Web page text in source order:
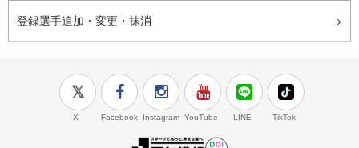
登録選手追加・変更・抹消
X Facebook Instagram YouTube LINE TikTok